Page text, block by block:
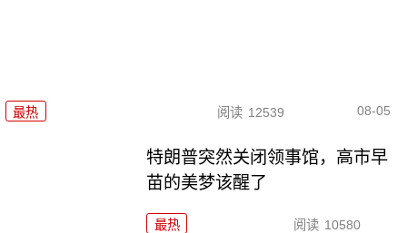
最热 阅读 12539 08-05
特朗普突然关闭领事馆，高市早
苗的美梦该醒了
最热 阅读 10580